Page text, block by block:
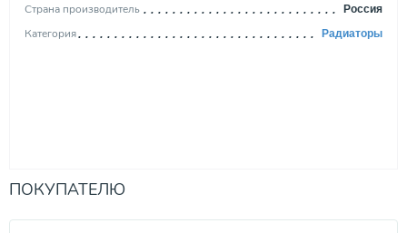
Страна производитель Россия
Категория Радиаторы
ПОКУПАТЕЛЮ